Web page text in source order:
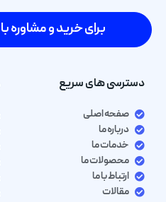
برای خرید و مشاوره
دسترسی های سریع
صفحه اصلی
درباره ما
خدمات ما
محصولات ما
ارتباط با ما
مقالات